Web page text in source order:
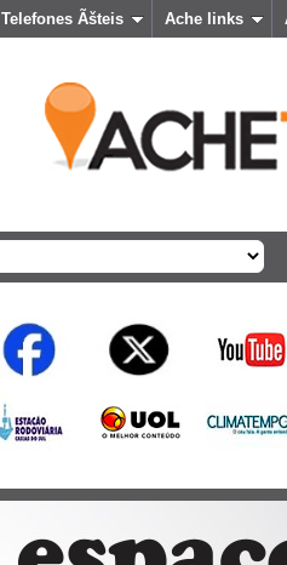
Telefones Ãšteis Ache links